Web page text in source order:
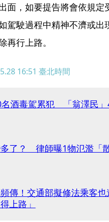
面，如要提告將會依規
駕駛過程中精神不濟或
再行上路。
16:51 臺北時間
酒毒駕累犯 「翁澤民」
了？ 律師曝1物氾濫「
傳！交通部擬修法乘客
上路」